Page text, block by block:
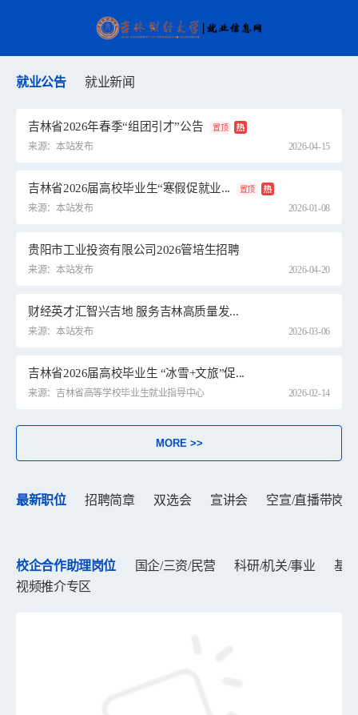
就业公告 就业新闻
吉林省2026年春季“组团引才”公告 置顶
来源：本站发布 2026-04-15
吉林省2026届高校毕业生“寒假促就业... 置顶
来源：本站发布 2026-01-08
贵阳市工业投资有限公司2026管培生招聘
来源：本站发布 2026-04-20
财经英才汇智兴吉地 服务吉林高质量发...
来源：本站发布 2026-03-06
吉林省2026届高校毕业生 “冰雪+文旅”促...
来源：吉林省高等学校毕业生就业指导中心 2026-02-14
MORE >>
最新职位 招聘简章 双选会 宣讲会 空宣/直播带岗
校企合作助理岗位 国企/三资/民营 科研/机关/事业
基
视频推介专区